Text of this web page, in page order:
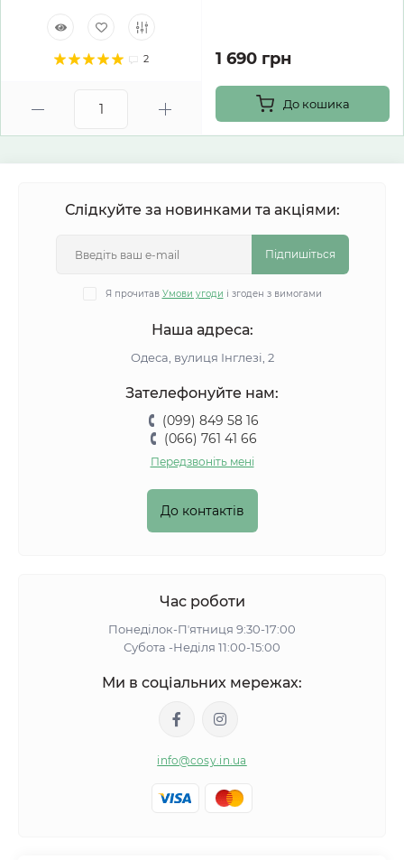
2 1 690 грн
До кошика
Слідкуйте за новинками та акціями:
Підпишіться
Я прочитав Умови угоди і згоден з вимогами
Наша адреса:
Одеса, вулиця Інглезі, 2
Зателефонуйте нам:
(099) 849 58 16
(066) 761 41 66
Передзвоніть мені
До контактів
Час роботи
Понеділок-Пʼятниця 9:30-17:00
Субота -Неділя 11:00-15:00
Ми в соціальних мережах:
info@cosy.in.ua